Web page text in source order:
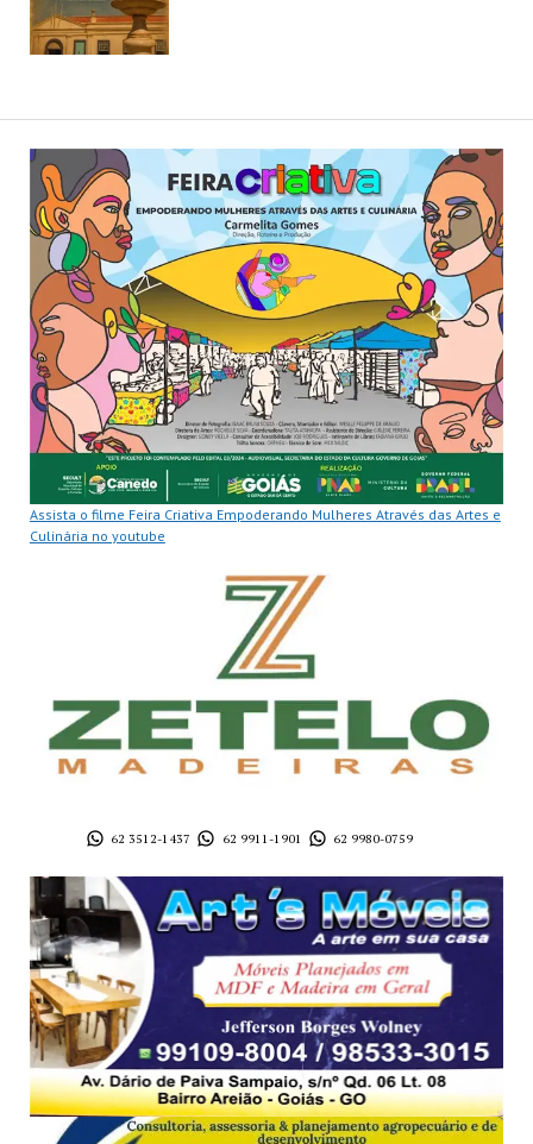
Assista o filme Feira Criativa Empoderando Mulheres Através das Artes e
Culinária no youtube
62 3512-1437 62 9911-1901 62 9980-0759